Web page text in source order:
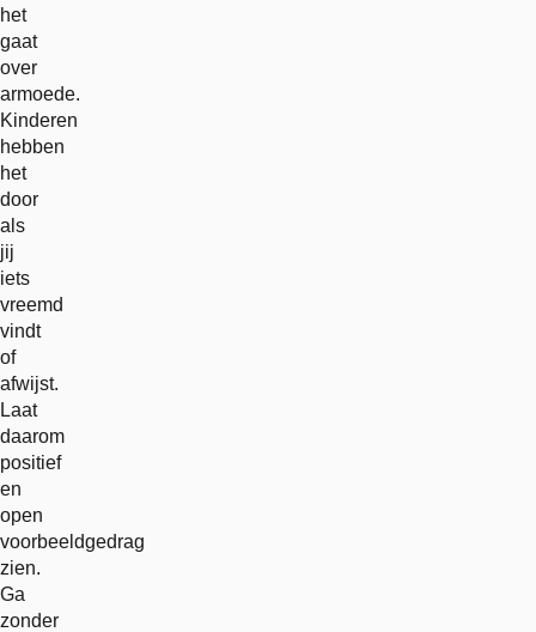
het
gaat
over
armoede.
Kinderen
hebben
het
door
als
jij
iets
vreemd
vindt
of
afwijst.
Laat
daarom
positief
en
open
voorbeeldgedrag
zien.
Ga
zonder